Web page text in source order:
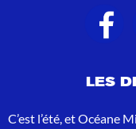
LES
C’est l’été, et Océane